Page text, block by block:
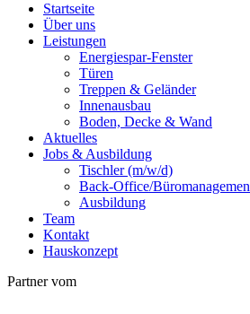
Startseite
Über uns
Leistungen
Energiespar-Fenster
Türen
Treppen & Geländer
Innenausbau
Boden, Decke & Wand
Aktuelles
Jobs & Ausbildung
Tischler (m/w/d)
Back-Office/
Ausbildung
Team
Kontakt
Hauskonzept
Partner vom